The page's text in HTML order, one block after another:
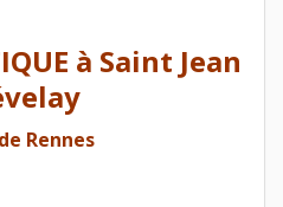
à Saint Jean
Rennes